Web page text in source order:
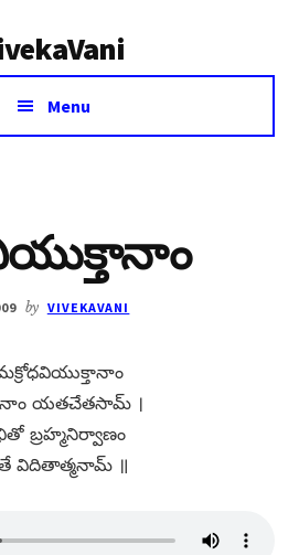
Menu
by VIVEKAVANI
యతచేతసామ్​ ।
బ్రహ్మనిర్వాణం
విదితాత్మనామ్​ ॥